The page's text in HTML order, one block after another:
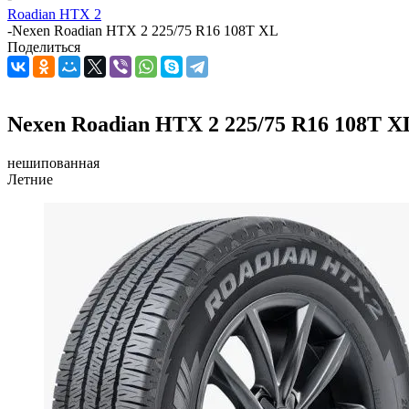
Roadian HTX 2
-Nexen Roadian HTX 2 225/75 R16 108T XL
Поделиться
Nexen Roadian HTX 2 225/75 R16 108T
нешипованная
Летние